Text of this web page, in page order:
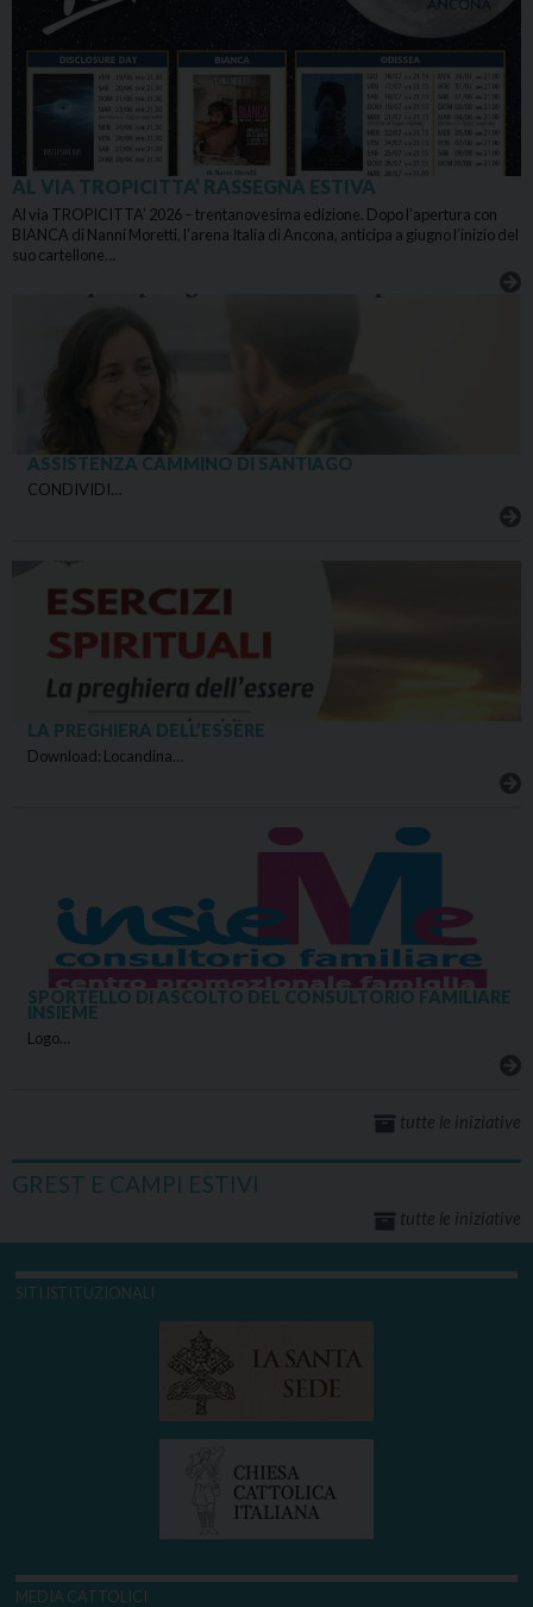
AL VIA TROPICITTA’ RASSEGNA ESTIVA
Al via TROPICITTA’ 2026 – trentanovesima edizione. Dopo l’apertura con
BIANCA di Nanni Moretti, l’arena Italia di Ancona, anticipa a giugno l’inizio del
suo cartellone…
ASSISTENZA CAMMINO DI SANTIAGO
CONDIVIDI…
LA PREGHIERA DELL’ESSERE
Download: Locandina…
SPORTELLO DI ASCOLTO DEL CONSULTORIO FAMILIARE
INSIEME
Logo…
tutte le iniziative
GREST E CAMPI ESTIVI
tutte le iniziative
SITI ISTITUZIONALI
MEDIA CATTOLICI